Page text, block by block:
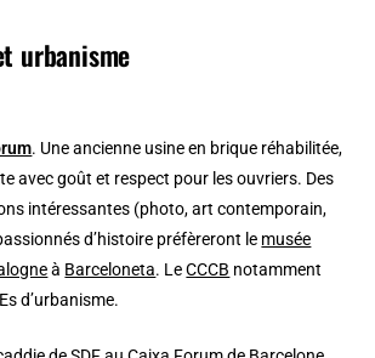
urbanisme
. Une ancienne usine en brique réhabilitée,
avec goût et respect pour les ouvriers. Des
intéressantes (photo, art contemporain,
d’histoire préfèreront le musée
à Barceloneta. LeCCCB notamment
d’urbanisme.